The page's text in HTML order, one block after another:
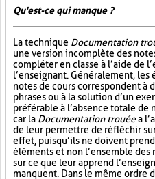
Qu'est-ce qui manque ?
La technique Documentation
une version incomplète des
compléter en classe à l’aide de
l’enseignant. Généralement, les
notes de cours correspondent à
phrases ou à la solution d’un
préférable à l’absence totale de
car la Documentation trouéea
de leur permettre de réfléchir
effet, puisqu’ils ne doivent
éléments et non l’ensemble
sur ce que leur apprend
manquent. Dans le même ordre